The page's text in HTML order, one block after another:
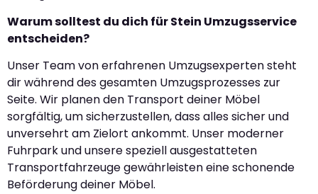
Warum solltest du dich für Stein Umzugsservice
entscheiden?
Unser Team von erfahrenen Umzugsexperten steht
dir während des gesamten Umzugsprozesses zur
Seite. Wir planen den Transport deiner Möbel
sorgfältig, um sicherzustellen, dass alles sicher und
unversehrt am Zielort ankommt. Unser moderner
Fuhrpark und unsere speziell ausgestatteten
Transportfahrzeuge gewährleisten eine schonende
Beförderung deiner Möbel.